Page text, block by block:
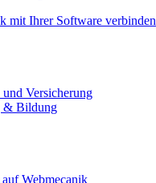
mit Ihrer Software verbinden
Versicherung
& Bildung
Webmecanik